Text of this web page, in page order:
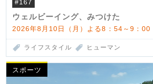
#167
ウェルビーイング、みつけた
2026年8月10日（月）よる8：54～9：00
ライフスタイル ヒューマン
スポーツ